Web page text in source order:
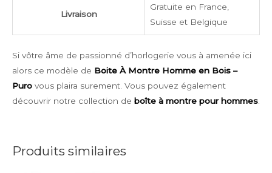
Livraison
Gratuite en France,
Suisse et Belgique
Si vôtre âme de passionné d’horlogerie vous à amenée ici
alors ce modèle de Boite À Montre Homme en Bois –
Puro vous plaira surement. Vous pouvez également
découvrir notre collection de boîte à montre pour hommes
Produits similaires